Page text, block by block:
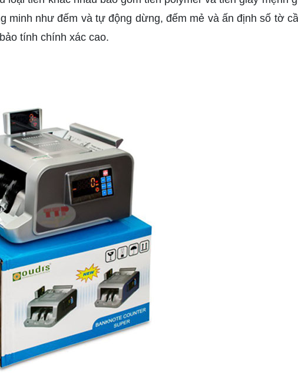
minh như đếm và tự động dừng, đếm mẻ và ấn định số tờ
tính chính xác cao.